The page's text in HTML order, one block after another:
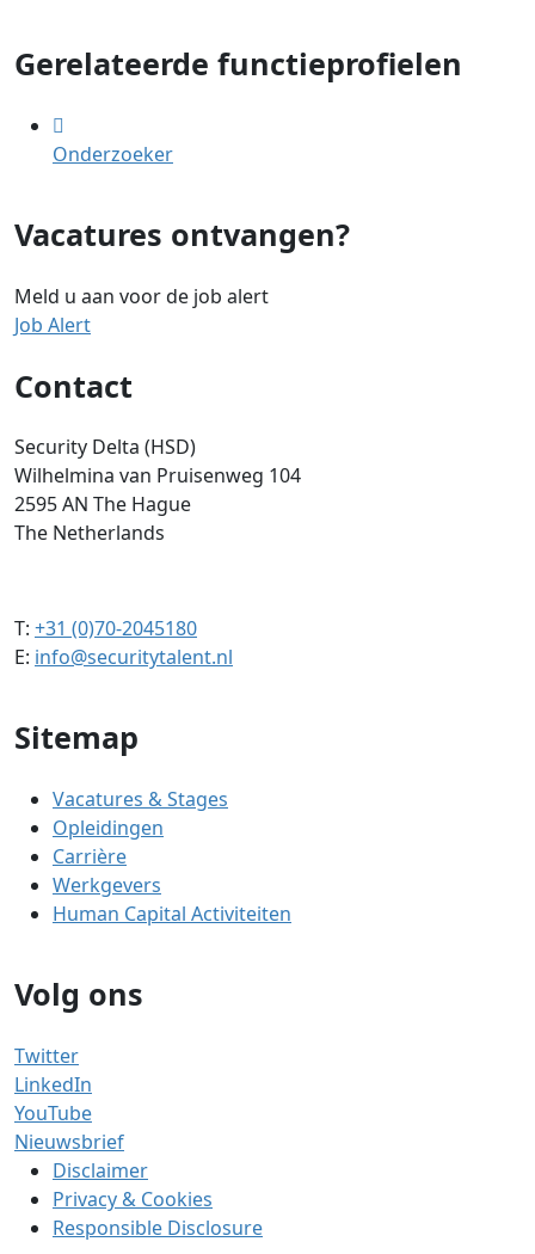
Gerelateerde functieprofielen
Onderzoeker
Vacatures ontvangen?
Meld u aan voor de job alert
Job Alert
Contact
Security Delta (HSD)
Wilhelmina van Pruisenweg 104
2595 AN The Hague
The Netherlands
T: +31 (0)70-2045180
E: info@securitytalent.nl
Sitemap
Vacatures & Stages
Opleidingen
Carrière
Werkgevers
Human Capital Activiteiten
Volg ons
Twitter
LinkedIn
YouTube
Nieuwsbrief
Disclaimer
Privacy & Cookies
Responsible Disclosure